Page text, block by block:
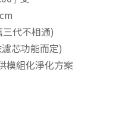
代不相通)
芯功能而定)
模組化淨化方案